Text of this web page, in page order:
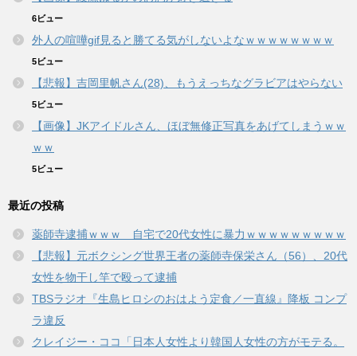
6ビュー
外人の喧嘩gif見ると勝てる気がしないよなｗｗｗｗｗｗｗｗ
5ビュー
【悲報】吉岡里帆さん(28)、もうえっちなグラビアはやらない
5ビュー
【画像】JKアイドルさん、ほぼ無修正写真をあげてしまうｗｗ
ｗｗ
5ビュー
最近の投稿
薬師寺逮捕ｗｗｗ 自宅で20代女性に暴力ｗｗｗｗｗｗｗｗｗ
【悲報】元ボクシング世界王者の薬師寺保栄さん（56）、20代
女性を物干し竿で殴って逮捕
TBSラジオ『生島ヒロシのおはよう定食／一直線』降板 コンプ
ラ違反
クレイジー・ココ「日本人女性より韓国人女性の方がモテる。